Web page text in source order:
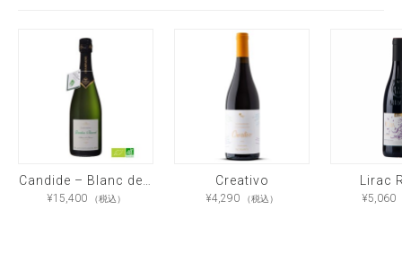
¥15,400 （税込）
Creativo
¥4,290 （税込）
Lirac
¥5,060